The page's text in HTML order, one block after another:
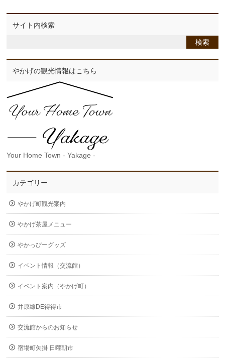
サイト内検索
やかげの観光情報はこちら
Your Home Town - Yakage -
カテゴリー
やかげ町観光案内
やかげ茶屋メニュー
やかっぴーグッズ
イベント情報（交流館）
イベント案内（やかげ町）
井原線DE得得市
交流館からのお知らせ
宿場町矢掛 日曜朝市